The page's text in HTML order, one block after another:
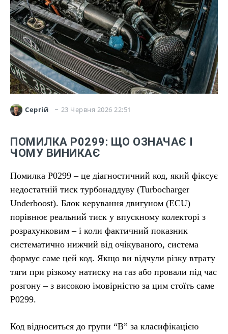
Сергій 23 Червня 2026 22:51
ПОМИЛКА P0299: ЩО ОЗНАЧАЄ І
ЧОМУ ВИНИКАЄ
Помилка P0299 – це діагностичний код, який фіксує
недостатній тиск турбонаддуву (Turbocharger
Underboost). Блок керування двигуном (ECU)
порівнює реальний тиск у впускному колекторі з
розрахунковим – і коли фактичний показник
систематично нижчий від очікуваного, система
формує саме цей код. Якщо ви відчули різку втрату
тяги при різкому натиску на газ або провали під час
розгону – з високою імовірністю за цим стоїть саме
P0299.
Код відноситься до групи “В” за класифікацією